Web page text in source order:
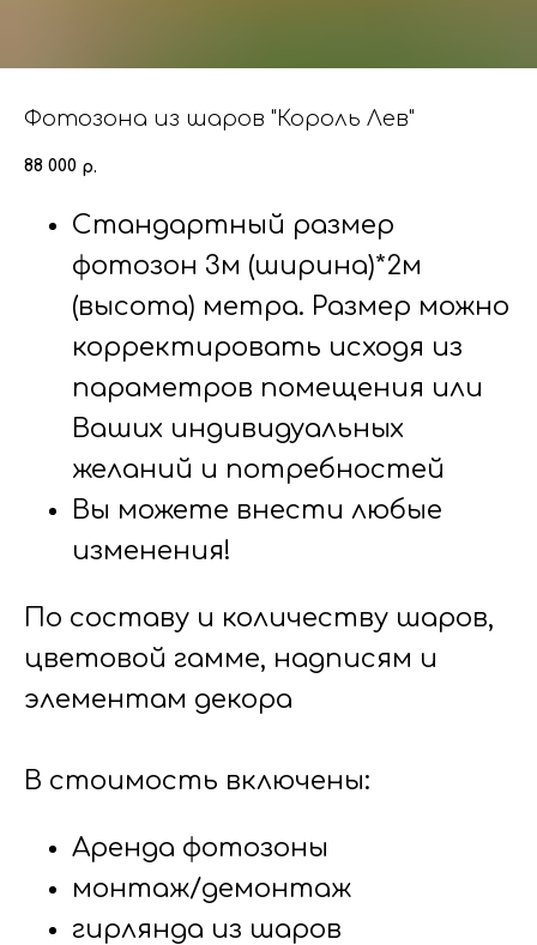
Фотозона из шаров "Король Лев"
88 000 р.
Стандартный размер
фотозон 3м (ширина)*2м
(высота) метра. Размер можно
корректировать исходя из
параметров помещения или
Ваших индивидуальных
желаний и потребностей
Вы можете внести любые
изменения!
По составу и количеству шаров,
цветовой гамме, надписям и
элементам декора
В стоимость включены:
Аренда фотозоны
монтаж/демонтаж
гирлянда из шаров